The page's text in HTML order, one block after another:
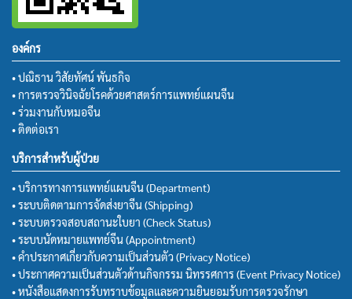
องค์กร
• ปณิธาน วิสัยทัศน์ พันธกิจ
• การตรวจวินิจฉัยโรคด้วยศาสตร์การแพทย์แผนจีน
• ร่วมงานกับหมอจีน
• ติดต่อเรา
บริการสำหรับผู้ป่วย
• บริการทางการแพทย์แผนจีน (Department)
• ระบบติดตามการจัดส่งยาจีน (Shipping)
• ระบบตรวจสอบสถานะใบยา (Check Status)
• ระบบนัดหมายแพทย์จีน (Appointment)
• คำประกาศเกี่ยวกับความเป็นส่วนตัว (Privacy Notice)
• ประกาศความเป็นส่วนตัวด้านกิจกรรม นิทรรศการ (Event Privacy Notice)
• หนังสือแสดงการรับทราบข้อมูลและความยินยอมรับการตรวจรักษา